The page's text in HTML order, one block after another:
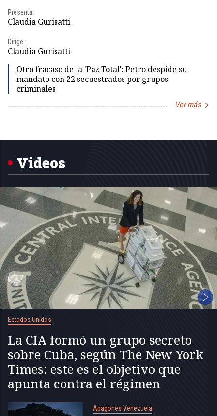
Presenta:
Claudia Gurisatti
Dirige:
Claudia Gurisatti
Otro fracaso de la 'Paz Total': Petro despide su
mandato con 22 secuestrados por grupos
criminales
Ver más
5
Videos
Estados Unidos
La CIA formó un grupo secreto
sobre Cuba, según The New York
Times: este es el objetivo que
apunta contra el régimen
Apagones Venezuela